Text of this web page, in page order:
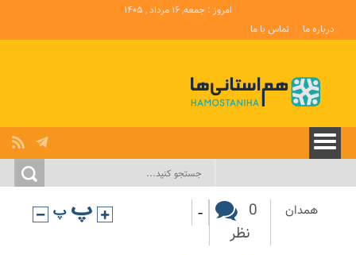
امروز : جمعه, ۱۶ مرداد , ۱۴۰۵
درباره ما
تماس با ما
همدان
0
نظر
-